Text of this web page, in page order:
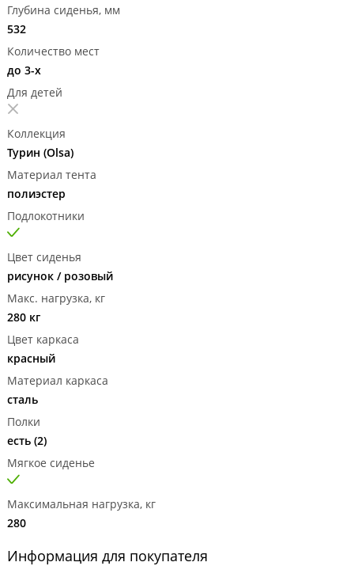
Глубина сиденья, мм
532
Количество мест
до 3-х
Для детей
Коллекция
Турин (Olsa)
Материал тента
полиэстер
Подлокотники
Цвет сиденья
рисунок / розовый
Макс. нагрузка, кг
280 кг
Цвет каркаса
красный
Материал каркаса
сталь
Полки
есть (2)
Мягкое сиденье
Максимальная нагрузка, кг
280
Информация для покупателя